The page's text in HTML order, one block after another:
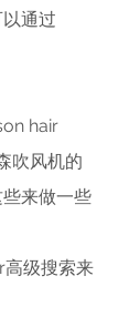
通过
hair
吹风机的
来做一些
高级搜索来